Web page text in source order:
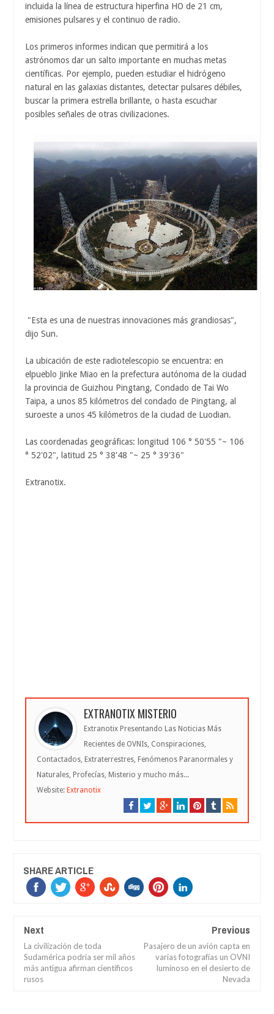
incluida la línea de estructura hiperfina HO de 21 cm,
emisiones pulsares y el continuo de radio.
Los primeros informes indican que permitirá a los
astrónomos dar un salto importante en muchas metas
científicas. Por ejemplo, pueden estudiar el hidrógeno
natural en las galaxias distantes, detectar pulsares débiles,
buscar la primera estrella brillante, o hasta escuchar
posibles señales de otras civilizaciones.
"Esta es una de nuestras innovaciones más grandiosas",
dijo Sun.
La ubicación de este radiotelescopio se encuentra: en
elpueblo Jinke Miao en la prefectura autónoma de la ciudad
la provincia de Guizhou Pingtang, Condado de Tai Wo
Taipa, a unos 85 kilómetros del condado de Pingtang, al
suroeste a unos 45 kilómetros de la ciudad de Luodian.
Las coordenadas geográficas: longitud 106 ° 50'55 "~ 106
° 52'02", latitud 25 ° 38'48 "~ 25 ° 39'36"
Extranotix.
EXTRANOTIX MISTERIO
Extranotix Presentando Las Noticias Más
Recientes de OVNIs, Conspiraciones,
Contactados, Extraterrestres, Fenómenos Paranormales y
Naturales, Profecías, Misterio y mucho más...
Website: Extranotix
SHARE ARTICLE
Next
La civilización de toda
Sudamérica podría ser mil años
más antigua afirman científicos
rusos
Previous
Pasajero de un avión capta en
varias fotografías un OVNI
luminoso en el desierto de
Nevada